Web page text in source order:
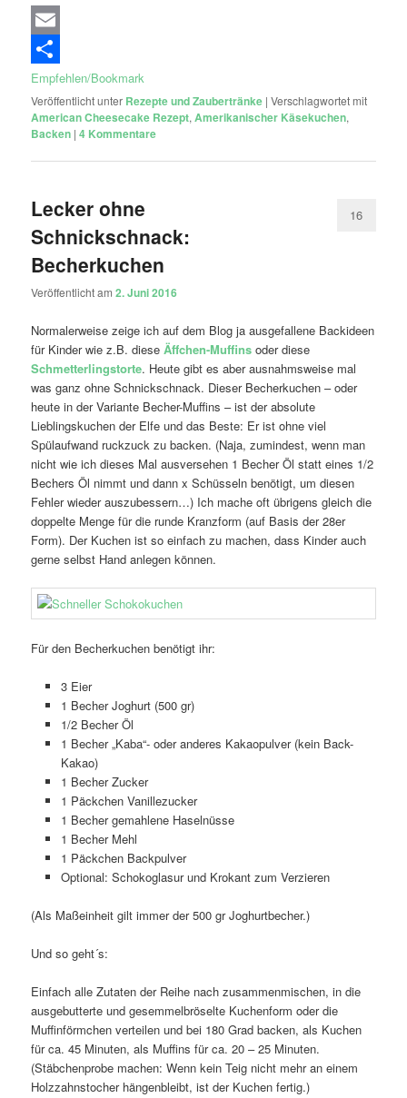
Email
Empfehlen/Bookmark
Veröffentlicht unter Rezepte und Zaubertränke |Verschlagwortet mit
American Cheesecake Rezept,Amerikanischer Käsekuchen,
Backen |4 Kommentare
Lecker ohne
Schnickschnack:
Becherkuchen
Veröffentlicht am2. Juni 2016
16
Normalerweise zeige ich auf dem Blog ja ausgefallene Backideen
für Kinder wie z.B. dieseÄffchen-Muffins oder diese
Schmetterlingstorte. Heute gibt es aber ausnahmsweise mal
was ganz ohne Schnickschnack. Dieser Becherkuchen – oder
heute in der Variante Becher-Muffins – ist der absolute
Lieblingskuchen der Elfe und das Beste: Er ist ohne viel
Spülaufwand ruckzuck zu backen. (Naja, zumindest, wenn man
nicht wie ich dieses Mal ausversehen 1 Becher Öl statt eines 1/2
Bechers Öl nimmt und dann x Schüsseln benötigt, um diesen
Fehler wieder auszubessern…) Ich mache oft übrigens gleich die
doppelte Menge für die runde Kranzform (auf Basis der 28er
Form). Der Kuchen ist so einfach zu machen, dass Kinder auch
gerne selbst Hand anlegen können.
Für den Becherkuchen benötigt ihr:
3 Eier
1 Becher Joghurt (500 gr)
1/2 Becher Öl
1 Becher „Kaba“- oder anderes Kakaopulver (kein Back-
Kakao)
1 Becher Zucker
1 Päckchen Vanillezucker
1 Becher gemahlene Haselnüsse
1 Becher Mehl
1 Päckchen Backpulver
Optional: Schokoglasur und Krokant zum Verzieren
(Als Maßeinheit gilt immer der 500 gr Joghurtbecher.)
Und so geht´s:
Einfach alle Zutaten der Reihe nach zusammenmischen, in die
ausgebutterte und gesemmelbröselte Kuchenform oder die
Muffinförmchen verteilen und bei 180 Grad backen, als Kuchen
für ca. 45 Minuten, als Muffins für ca. 20 – 25 Minuten.
(Stäbchenprobe machen: Wenn kein Teig nicht mehr an einem
Holzzahnstocher hängenbleibt, ist der Kuchen fertig.)